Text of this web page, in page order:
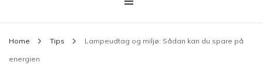
Home Tips Lampeudtag og miljø: Sådan kan du spare på
energien